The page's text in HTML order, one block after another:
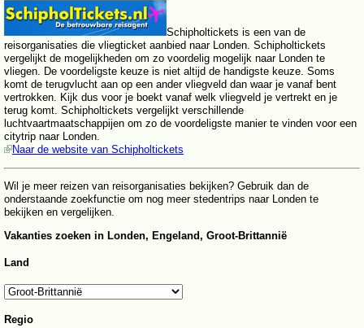
Schipholtickets is een van de
reisorganisaties die vliegticket aanbied naar Londen. Schipholtickets
vergelijkt de mogelijkheden om zo voordelig mogelijk naar Londen te
vliegen. De voordeligste keuze is niet altijd de handigste keuze. Soms
komt de terugvlucht aan op een ander vliegveld dan waar je vanaf bent
vertrokken. Kijk dus voor je boekt vanaf welk vliegveld je vertrekt en je
terug komt. Schipholtickets vergelijkt verschillende
luchtvaartmaatschappijen om zo de voordeligste manier te vinden voor een
citytrip naar Londen.
Naar de website van Schipholtickets
Wil je meer reizen van reisorganisaties bekijken? Gebruik dan de
onderstaande zoekfunctie om nog meer stedentrips naar Londen te
bekijken en vergelijken.
Vakanties zoeken in Londen, Engeland, Groot-Brittannië
Land
Regio